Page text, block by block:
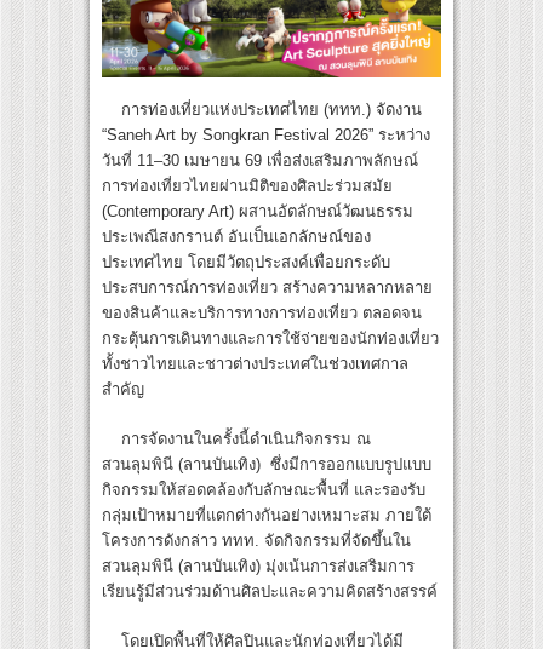
การท่องเที่ยวแห่งประเทศไทย (ททท.) จัดงาน
“Saneh Art by Songkran Festival 2026” ระหว่าง
วันที่ 11–30 เมษายน 69 เพื่อส่งเสริมภาพลักษณ์
การท่องเที่ยวไทยผ่านมิติของศิลปะร่วมสมัย
(Contemporary Art) ผสานอัตลักษณ์วัฒนธรรม
ประเพณีสงกรานต์ อันเป็นเอกลักษณ์ของ
ประเทศไทย โดยมีวัตถุประสงค์เพื่อยกระดับ
ประสบการณ์การท่องเที่ยว สร้างความหลากหลาย
ของสินค้าและบริการทางการท่องเที่ยว ตลอดจน
กระตุ้นการเดินทางและการใช้จ่ายของนักท่องเที่ยว
ทั้งชาวไทยและชาวต่างประเทศในช่วงเทศกาล
สำคัญ
การจัดงานในครั้งนี้ดำเนินกิจกรรม ณ
สวนลุมพินี (ลานบันเทิง) ซึ่งมีการออกแบบรูปแบบ
กิจกรรมให้สอดคล้องกับลักษณะพื้นที่ และรองรับ
กลุ่มเป้าหมายที่แตกต่างกันอย่างเหมาะสม ภายใต้
โครงการดังกล่าว ททท. จัดกิจกรรมที่จัดขึ้นใน
สวนลุมพินี (ลานบันเทิง) มุ่งเน้นการส่งเสริมการ
เรียนรู้มีส่วนร่วมด้านศิลปะและความคิดสร้างสรรค์
โดยเปิดพื้นที่ให้ศิลปินและนักท่องเที่ยวได้มี